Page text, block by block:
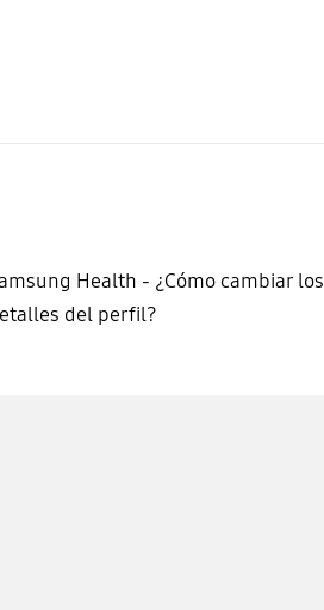
Health - ¿Cómo cambiar los
del perfil?